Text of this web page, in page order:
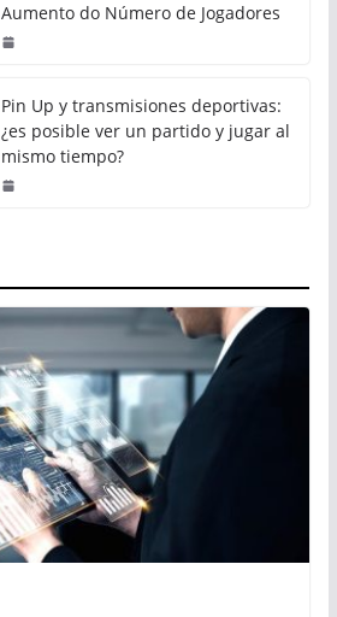
Aumento do Número de Jogadores
Pin Up y transmisiones deportivas:
¿es posible ver un partido y jugar al
mismo tiempo?